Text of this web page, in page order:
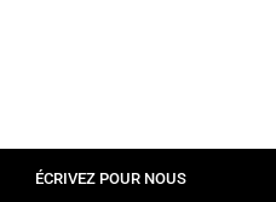
ÉCRIVEZ POUR NOUS